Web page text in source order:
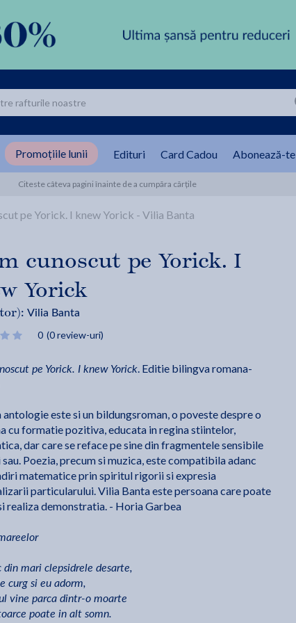
Promoțiile lunii Edituri Card Cadou Abonează-te
Citeste câteva pagini înainte de a cumpăra cărțile
pe Yorick. I knew Yorick - Vilia Banta
cunoscut pe Yorick. I
Yorick
Vilia Banta
0 (0 review-uri)
pe Yorick. I knew Yorick. Editie bilingva romana-
antologie este si un bildungsroman, o poveste despre o
cu formatie pozitiva, educata in regina stiintelor,
dar care se reface pe sine din fragmentele sensibile
sau. Poezia, precum si muzica, este compatibila adanc
matematice prin spiritul rigorii si expresia
particularului. Vilia Banta este persoana care poate
realiza demonstratia. - Horia Garbea
din mari clepsidrele desarte,
curg si eu adorm,
vine parca dintr-o moarte
poate in alt somn.